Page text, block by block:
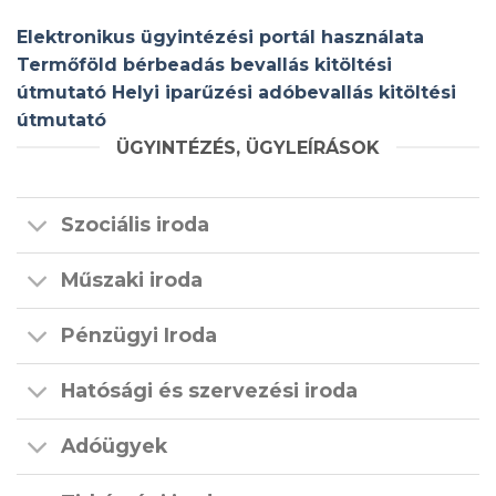
Elektronikus ügyintézési portál használata
Termőföld bérbeadás bevallás kitöltési
útmutató Helyi iparűzési adóbevallás kitöltési
útmutató
ÜGYINTÉZÉS, ÜGYLEÍRÁSOK
Szociális iroda
Műszaki iroda
Pénzügyi Iroda
Hatósági és szervezési iroda
Adóügyek